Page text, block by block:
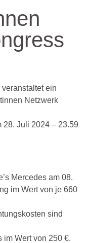
ein
Netzwerk
28. Juli 2024 – 23.59
Mercedes am 08.
im Wert von je 660
sind
im Wert von 250 €.